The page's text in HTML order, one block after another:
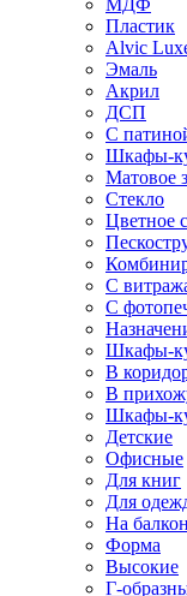
МДФ
Пластик
Alvic
Эмаль
Акрил
ДСП
С
Шкафы-
Матовое
Стекло
Цветное
С
С
Шкафы-
В
В
Шкафы-
Детские
Офисные
Для книг
Для
На балкон
Форма
Высокие
Г-